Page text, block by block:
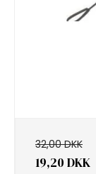
32,00 DKK
19,20 DKK